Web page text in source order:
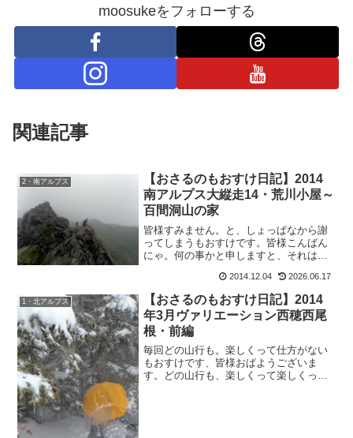
moosukeをフォローする
関連記事
2・南アルプス
【おさるのもおすけ日記】2014
南アルプス大縦走14・荒川小屋～
百間洞山の家
皆様すみません。と、しょっぱなから謝
ってしまうもおすけです。皆様こんばん
にゃ。何の事かと申しますと、それはも
な皆様のことなら既にお察しかと思いま
すが、ホームページを衣替えしました。
で、ＨＴＭＬタグもコソッ...
2014.12.04 2026.06.17
1・北アルプス
【おさるのもおすけ日記】2014
年3月ヴァリエーション西穂西尾
根・前編
毎回どの山行も。楽しくって仕方がない
もおすけです、皆様おぱようございま
す。どの山行も、楽しくって楽しくっ